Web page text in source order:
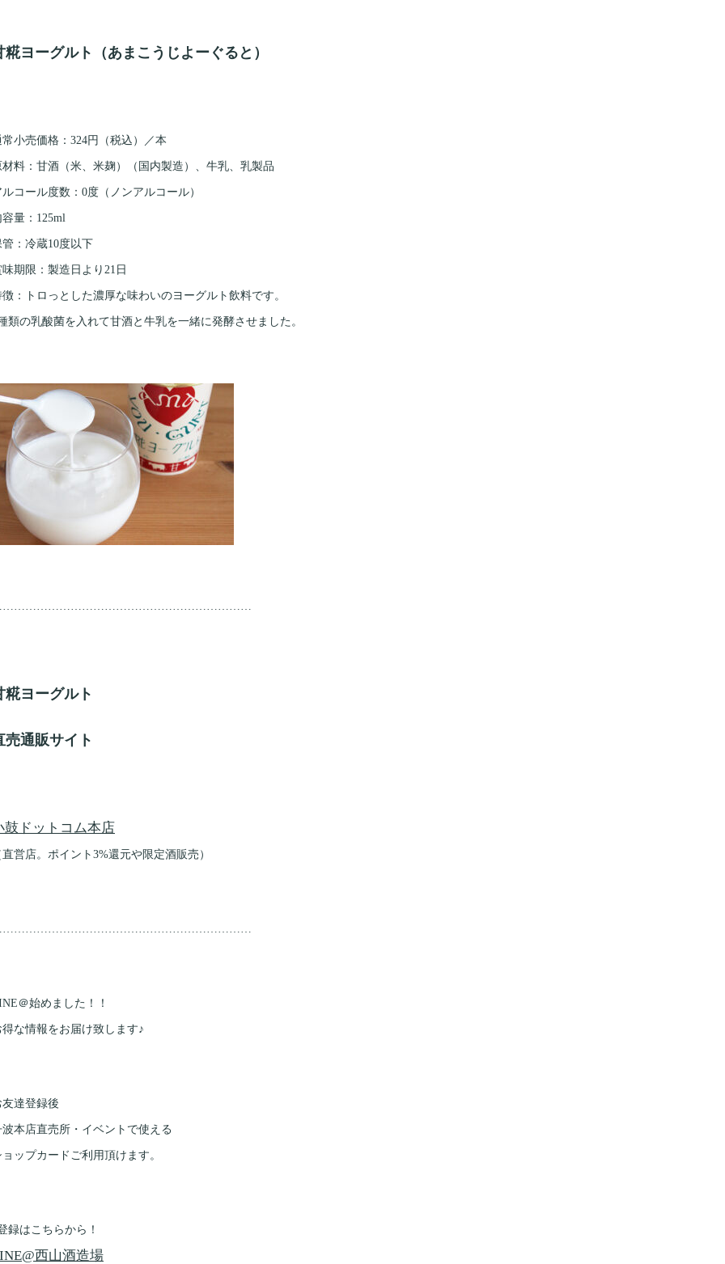
糀ヨーグルト（あまこうじよーぐると）
常小売価格：324円（税込）／本
材料：甘酒（米、米麹）（国内製造）、牛乳、乳製品
ルコール度数：0度（ノンアルコール）
容量：125ml
管：冷蔵10度以下
味期限：製造日より21日
徴：トロっとした濃厚な味わいのヨーグルト飲料です。
類の乳酸菌を入れて甘酒と牛乳を一緒に発酵させました。
糀ヨーグルト
売通販サイト
鼓ドットコム本店
直営店。ポイント3%還元や限定酒販売）
＠始めました！！
得な情報をお届け致します♪
友達登録後
波本店直売所・イベントで使える
ョップカードご利用頂けます。
録はこちらから！
西山酒造場